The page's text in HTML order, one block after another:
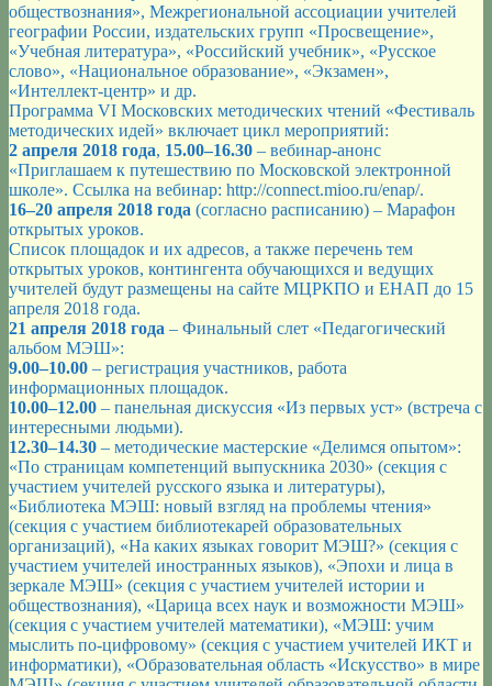
обществознания», Межрегиональной ассоциации учителей
географии России, издательских групп «Просвещение»,
«Учебная литература», «Российский учебник», «Русское
слово», «Национальное образование», «Экзамен»,
«Интеллект-центр» и др.
Программа VI Московских методических чтений «Фестиваль
методических идей» включает цикл мероприятий:
2 апреля 2018 года, 15.00–16.30 – вебинар-анонс
«Приглашаем к путешествию по Московской электронной
школе». Ссылка на вебинар: http://connect.mioo.ru/enap/.
16–20 апреля 2018 года (согласно расписанию) – Марафон
открытых уроков.
Список площадок и их адресов, а также перечень тем
открытых уроков, контингента обучающихся и ведущих
учителей будут размещены на сайте МЦРКПО и ЕНАП до 15
апреля 2018 года.
21 апреля 2018 года – Финальный слет «Педагогический
альбом МЭШ»:
9.00–10.00 – регистрация участников, работа
информационных площадок.
10.00–12.00 – панельная дискуссия «Из первых уст» (встреча с
интересными людьми).
12.30–14.30 – методические мастерские «Делимся опытом»:
«По страницам компетенций выпускника 2030» (секция с
участием учителей русского языка и литературы),
«Библиотека МЭШ: новый взгляд на проблемы чтения»
(секция с участием библиотекарей образовательных
организаций), «На каких языках говорит МЭШ?» (секция с
участием учителей иностранных языков), «Эпохи и лица в
зеркале МЭШ» (секция с участием учителей истории и
обществознания), «Царица всех наук и возможности МЭШ»
(секция с участием учителей математики), «МЭШ: учим
мыслить по-цифровому» (секция с участием учителей ИКТ и
информатики), «Образовательная область «Искусство» в мире